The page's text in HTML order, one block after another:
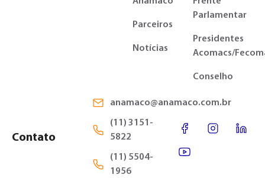
Parceiros
Notícias
Parlamentar
Presidentes
Acomacs/
Conselho
Contato
anamaco@anamaco.com.br
(11) 3151-
5822
(11) 5504-
1956